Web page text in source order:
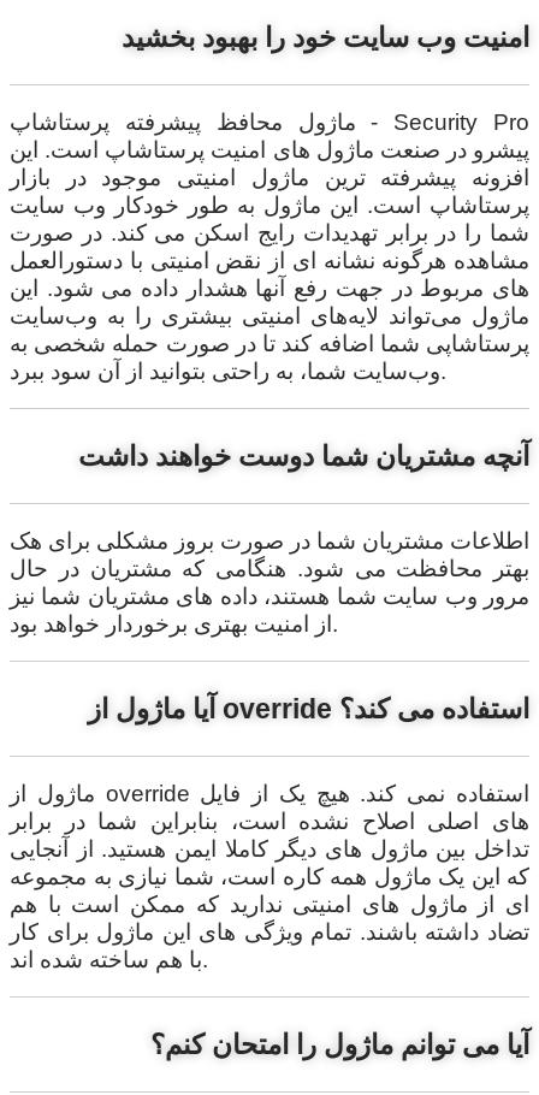
امنیت وب سایت خود را بهبود بخشید
ماژول محافظ پیشرفته پرستاشاپ - Security Pro
پیشرو در صنعت ماژول های امنیت پرستاشاپ است. این
افزونه پیشرفته ترین ماژول امنیتی موجود در بازار
پرستاشاپ است. این ماژول به طور خودکار وب سایت
شما را در برابر تهدیدات رایج اسکن می کند. در صورت
مشاهده هرگونه نشانه ای از نقض امنیتی با دستورالعمل
های مربوط در جهت رفع آنها هشدار داده می شود. این
ماژول می‌تواند لایه‌های امنیتی بیشتری را به وب‌سایت
پرستاشاپی شما اضافه کند تا در صورت حمله شخصی به
وب‌سایت شما، به راحتی بتوانید از آن سود ببرد.
آنچه مشتریان شما دوست خواهند داشت
اطلاعات مشتریان شما در صورت بروز مشکلی برای هک
بهتر محافظت می شود. هنگامی که مشتریان در حال
مرور وب سایت شما هستند، داده های مشتریان شما نیز
از امنیت بهتری برخوردار خواهد بود.
آیا ماژول از override استفاده می کند؟
ماژول از override استفاده نمی کند. هیچ یک از فایل
های اصلی اصلاح نشده است، بنابراین شما در برابر
تداخل بین ماژول های دیگر کاملا ایمن هستید. از آنجایی
که این یک ماژول همه کاره است، شما نیازی به مجموعه
ای از ماژول های امنیتی ندارید که ممکن است با هم
تضاد داشته باشند. تمام ویژگی های این ماژول برای کار
با هم ساخته شده اند.
آیا می توانم ماژول را امتحان کنم؟